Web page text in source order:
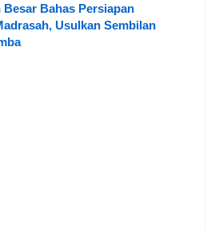
Besar Bahas Persiapan
Usulkan Sembilan